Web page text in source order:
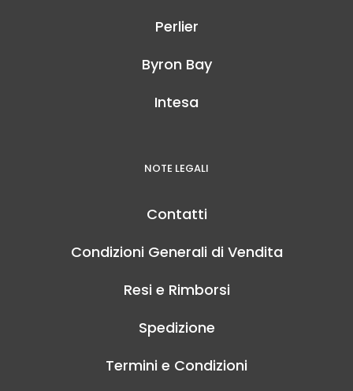
Perlier
Byron Bay
Intesa
NOTE LEGALI
Contatti
Condizioni Generali di Vendita
Resi e Rimborsi
Spedizione
Termini e Condizioni